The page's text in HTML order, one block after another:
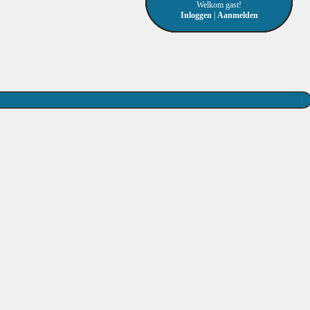
Welkom gast!
Inloggen| Aanmelden